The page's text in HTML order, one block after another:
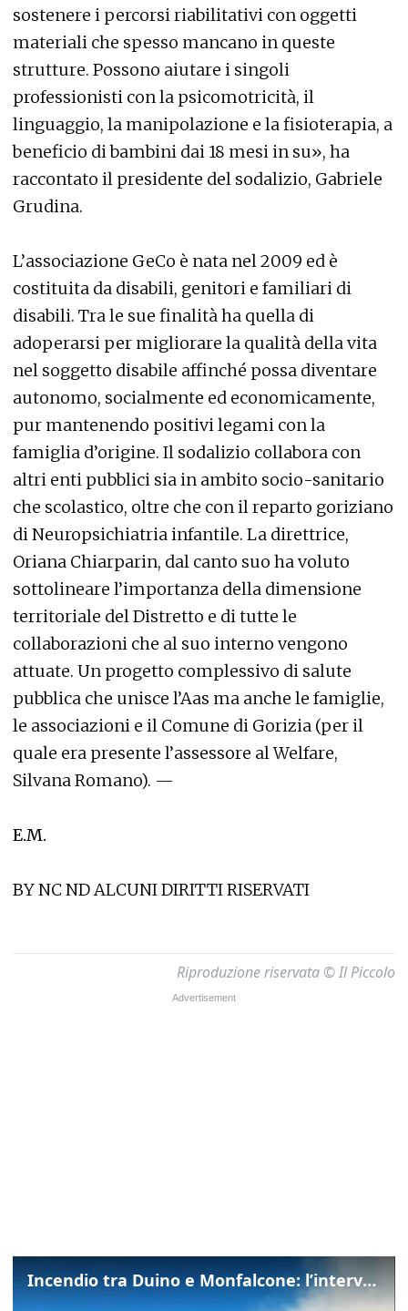
sostenere i percorsi riabilitativi con oggetti
materiali che spesso mancano in queste
strutture. Possono aiutare i singoli
professionisti con la psicomotricità, il
linguaggio, la manipolazione e la fisioterapia, a
beneficio di bambini dai 18 mesi in su», ha
raccontato il presidente del sodalizio, Gabriele
Grudina.
L’associazione GeCo è nata nel 2009 ed è
costituita da disabili, genitori e familiari di
disabili. Tra le sue finalità ha quella di
adoperarsi per migliorare la qualità della vita
nel soggetto disabile affinché possa diventare
autonomo, socialmente ed economicamente,
pur mantenendo positivi legami con la
famiglia d’origine. Il sodalizio collabora con
altri enti pubblici sia in ambito socio-sanitario
che scolastico, oltre che con il reparto goriziano
di Neuropsichiatria infantile. La direttrice,
Oriana Chiarparin, dal canto suo ha voluto
sottolineare l’importanza della dimensione
territoriale del Distretto e di tutte le
collaborazioni che al suo interno vengono
attuate. Un progetto complessivo di salute
pubblica che unisce l’Aas ma anche le famiglie,
le associazioni e il Comune di Gorizia (per il
quale era presente l’assessore al Welfare,
Silvana Romano). —
E.M.
BY NC ND ALCUNI DIRITTI RISERVATI
Riproduzione riservata © Il Piccolo
Incendio tra Duino e Monfalcone: l’intervento dei vigili del fuoco